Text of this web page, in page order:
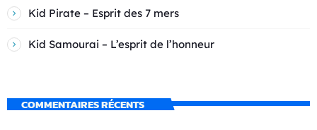
Kid Pirate – Esprit des 7 mers
Kid Samourai – L’esprit de l’honneur
COMMENTAIRES RÉCENTS